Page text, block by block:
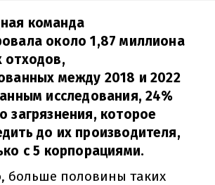
команда
около 1,87 миллиона
отходов,
между 2018 и 2022
исследования, 24%
загрязнения, которое
до их производителя,
с 5 корпорациями.
больше половины таких